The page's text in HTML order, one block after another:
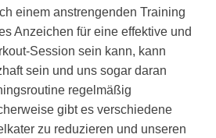
einem anstrengenden Training
Anzeichen für eine effektive und
Session sein kann, kann
sein und uns sogar daran
regelmäßig
gibt es verschiedene
zu reduzieren und unseren